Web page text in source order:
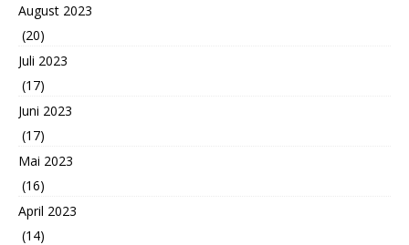
August 2023
(20)
Juli 2023
(17)
Juni 2023
(17)
Mai 2023
(16)
April 2023
(14)